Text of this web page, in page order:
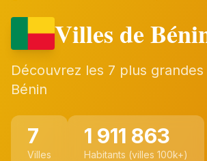
Villes de
Découvrez les 7 plus grandes
Bénin
7
Villes
1 911 863
Habitants (villes 100k+)